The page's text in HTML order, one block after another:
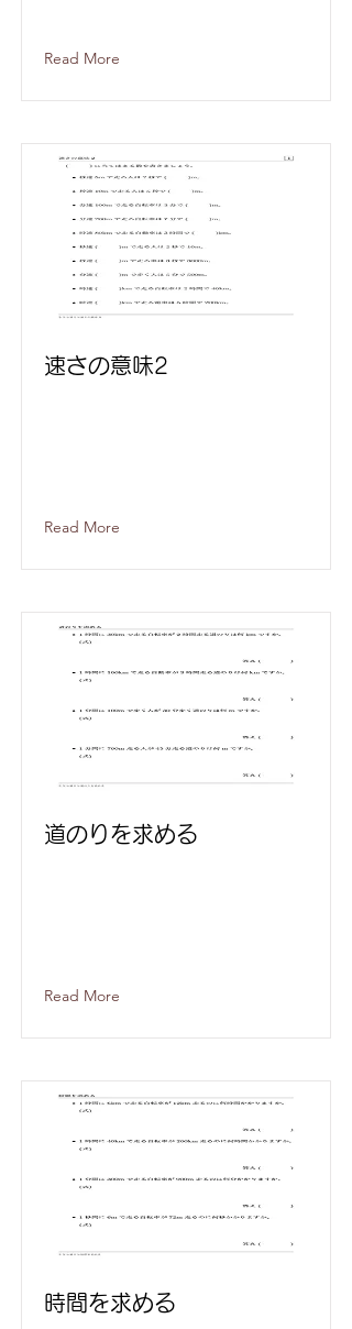
Read More
速さの意味2
Read More
道のりを求める
Read More
時間を求める